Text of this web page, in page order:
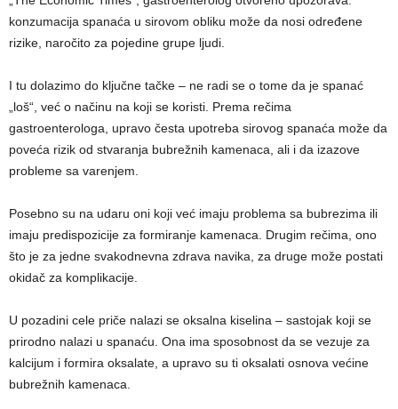
konzumacija spanaća u sirovom obliku može da nosi određene
rizike, naročito za pojedine grupe ljudi.
I tu dolazimo do ključne tačke – ne radi se o tome da je spanać
„loš“, već o načinu na koji se koristi. Prema rečima
gastroenterologa, upravo česta upotreba sirovog spanaća može da
poveća rizik od stvaranja bubrežnih kamenaca, ali i da izazove
probleme sa varenjem.
Posebno su na udaru oni koji već imaju problema sa bubrezima ili
imaju predispozicije za formiranje kamenaca. Drugim rečima, ono
što je za jedne svakodnevna zdrava navika, za druge može postati
okidač za komplikacije.
U pozadini cele priče nalazi se oksalna kiselina – sastojak koji se
prirodno nalazi u spanaću. Ona ima sposobnost da se vezuje za
kalcijum i formira oksalate, a upravo su ti oksalati osnova većine
bubrežnih kamenaca.